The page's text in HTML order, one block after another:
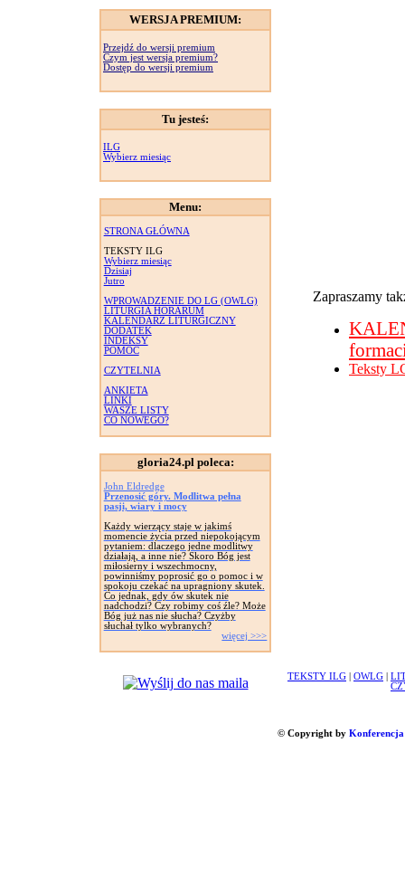
WERSJA PREMIUM:
Przejdź do wersji premium
Czym jest wersja premium?
Dostęp do wersji premium
Tu jesteś:
ILG
Wybierz miesiąc
Menu:
STRONA GŁÓWNA
TEKSTY ILG
Wybierz miesiąc
Dzisiaj
Jutro
WPROWADZENIE DO LG (OWLG)
LITURGIA HORARUM
KALENDARZ LITURGICZNY
DODATEK
INDEKSY
POMOC
CZYTELNIA
ANKIETA
LINKI
WASZE LISTY
CO NOWEGO?
gloria24.pl poleca:
John Eldredge
Przenosić góry. Modlitwa pełna
pasji, wiary i mocy
Każdy wierzący staje w jakimś
momencie życia przed niepokojącym
pytaniem: dlaczego jedne modlitwy
działają, a inne nie? Skoro Bóg jest
miłosierny i wszechmocny,
powinniśmy poprosić go o pomoc i w
spokoju czekać na upragniony skutek.
Co jednak, gdy ów skutek nie
nadchodzi? Czy robimy coś źle? Może
Bóg już nas nie słucha? Czyżby
słuchał tylko wybranych?
więcej >>>
Zapraszamy
Teksty
TEKSTY ILG OWLG
© Copyright by Konferencja